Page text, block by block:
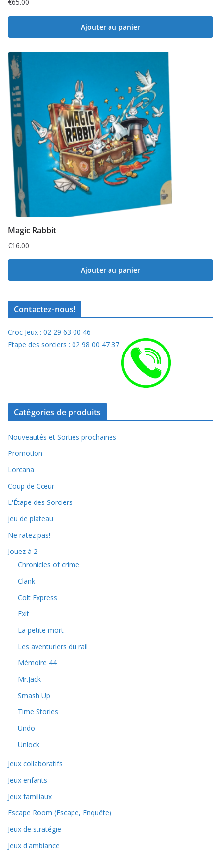
€65.00
Ajouter au panier
Magic Rabbit
€16.00
Ajouter au panier
Contactez-nous!
Croc Jeux : 02 29 63 00 46
Etape des sorciers : 02 98 00 47 37
Catégories de produits
Nouveautés et Sorties prochaines
Promotion
Lorcana
Coup de Cœur
L'Étape des Sorciers
jeu de plateau
Ne ratez pas!
Jouez à 2
Chronicles of crime
Clank
Colt Express
Exit
La petite mort
Les aventuriers du rail
Mémoire 44
Mr.Jack
Smash Up
Time Stories
Undo
Unlock
Jeux collaboratifs
Jeux enfants
Jeux familiaux
Escape Room (Escape, Enquête)
Jeux de stratégie
Jeux d'ambiance